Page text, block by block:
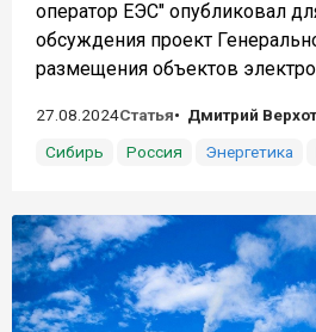
оператор ЕЭС" опубликовал
обсуждения проект
размещения объектов
27.08.2024Статья
Дмитрий
Сибирь
Россия Энергетика